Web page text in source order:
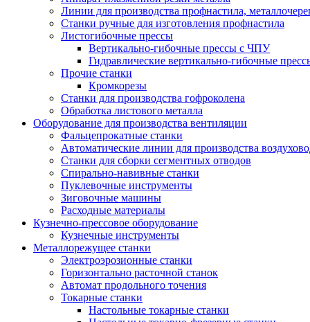
Линии для производства профнастила,
Станки ручные для изготовления профнастила
Листогибочные прессы
Вертикально-гибочные прессы с ЧПУ
Гидравлические вертикально-гибочные
Прочие станки
Кромкорезы
Станки для производства гофроколена
Обработка листового металла
Оборудование для производства вентиляции
Фальцепрокатные станки
Автоматические линии для производства
Станки для сборки сегментных отводов
Спирально-навивные станки
Пуклевочные инструменты
Зиговочные машины
Расходные материалы
Кузнечно-прессовое оборудование
Кузнечные инструменты
Металлорежущее станки
Электроэрозионные станки
Горизонтально расточной станок
Автомат продольного точения
Токарные станки
Настольные токарные станки